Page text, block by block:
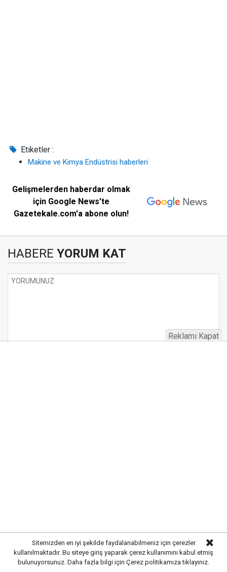
Etiketler :
Makine ve Kimya Endüstrisi haberleri
Gelişmelerden haberdar olmak
için Google News'te
Gazetekale.com'a abone olun!
HABERE YORUM KAT
Sitemizden en iyi şekilde faydalanabilmeniz için çerezler
kullanılmaktadır. Bu siteye giriş yaparak çerez kullanımını kabul etmiş
bulunuyorsunuz. Daha fazla bilgi için Çerez politikamıza tıklayınız.
Reklamı Kapat